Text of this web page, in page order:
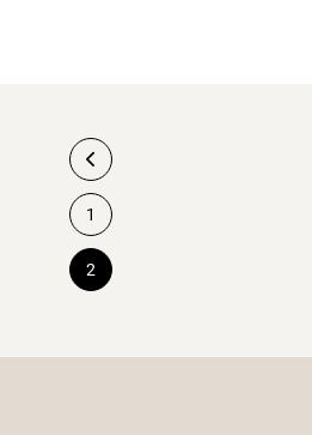
Paginació
de
les
1
2